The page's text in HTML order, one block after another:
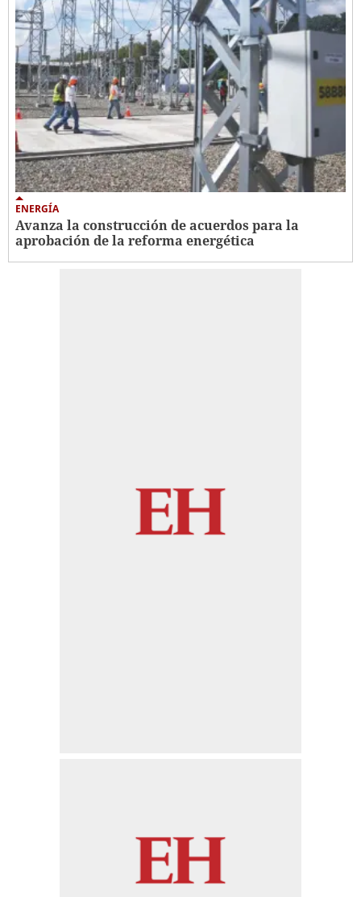
ENERGÍA
Avanza la construcción de acuerdos para la
aprobación de la reforma energética